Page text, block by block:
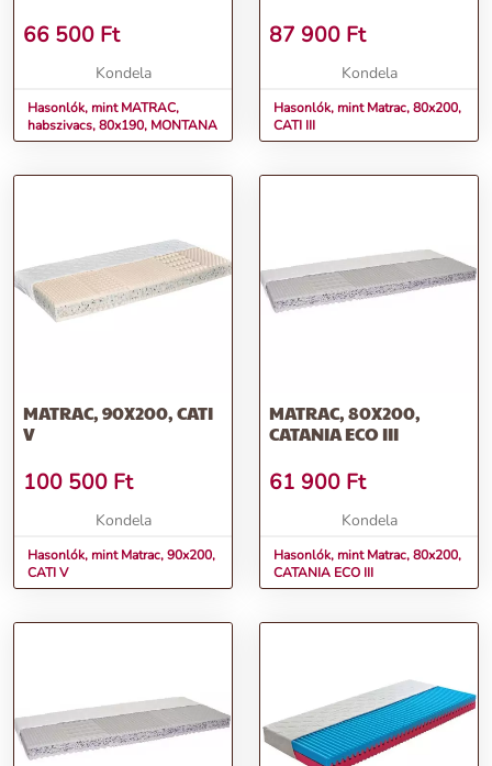
66 500 Ft
Kondela
Hasonlók, mint MATRAC,
habszivacs, 80x190, MONTANA
87 900 Ft
Kondela
Hasonlók, mint Matrac, 80x200,
CATI III
MATRAC, 90X200, CATI
V
100 500 Ft
Kondela
Hasonlók, mint Matrac, 90x200,
CATI V
MATRAC, 80X200,
CATANIA ECO III
61 900 Ft
Kondela
Hasonlók, mint Matrac, 80x200,
CATANIA ECO III